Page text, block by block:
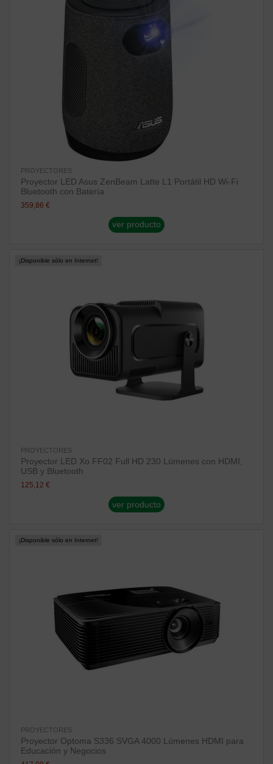
PROYECTORES
Proyector LED Asus ZenBeam Latte L1 Portátil HD Wi-Fi
Bluetooth con Batería
359,86 €
ver producto
¡Disponible sólo en Internet!
PROYECTORES
Proyector LED Xo FF02 Full HD 230 Lúmenes con HDMI,
USB y Bluetooth
125,12 €
ver producto
¡Disponible sólo en Internet!
PROYECTORES
Proyector Optoma S336 SVGA 4000 Lúmenes HDMI para
Educación y Negocios